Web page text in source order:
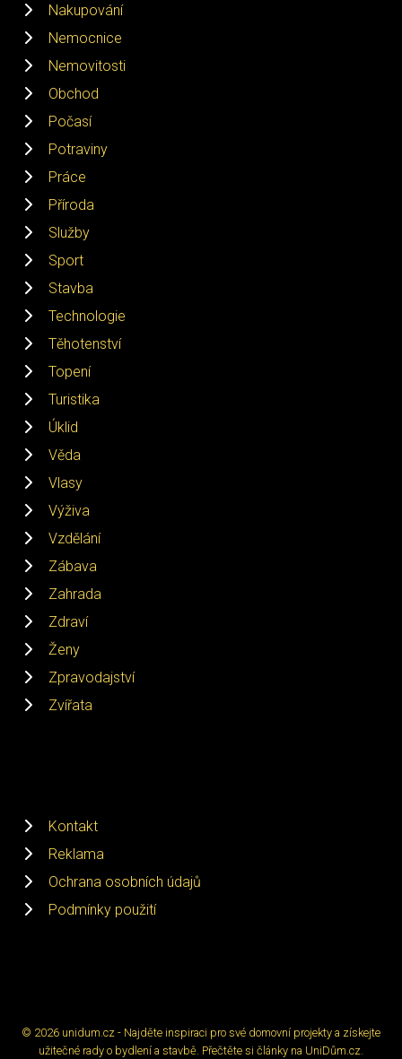
Nakupování
Nemocnice
Nemovitosti
Obchod
Počasí
Potraviny
Práce
Příroda
Služby
Sport
Stavba
Technologie
Těhotenství
Topení
Turistika
Úklid
Věda
Vlasy
Výživa
Vzdělání
Zábava
Zahrada
Zdraví
Ženy
Zpravodajství
Zvířata
Kontakt
Reklama
Ochrana osobních údajů
Podmínky použití
© 2026 unidum.cz - Najděte inspiraci pro své domovní projekty a získejte
užitečné rady o bydlení a stavbě. Přečtěte si články na UniDům.cz.